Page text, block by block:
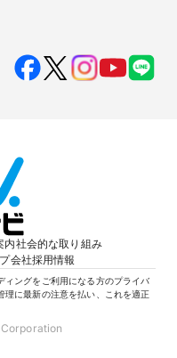
内社会的な取り組み
会社採用情報
ィングをご利用になる方のプライバ
理に最新の注意を払い、これを適正